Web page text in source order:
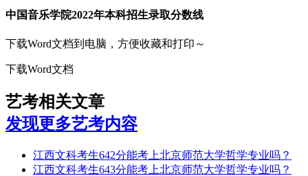
中国音乐学院2022年本科招生录取分数线
下载Word文档到电脑，方便收藏和打印～
下载Word文档
艺考相关文章
发现更多艺考内容
江西文科考生642分能考上北京师范大学哲学专业吗？
江西文科考生643分能考上北京师范大学哲学专业吗？